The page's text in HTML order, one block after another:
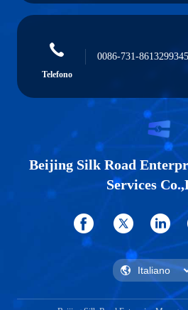
Telefono
0086-731-
Beijing Silk Road
Services